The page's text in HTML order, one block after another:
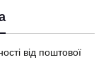
від поштової